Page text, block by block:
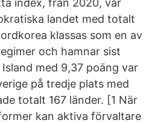
index, från 2020, var
landet med totalt
klassas som en av
och hamnar sist
med 9,37 poäng var
på tredje plats med
totalt 167 länder. [1 När
kan aktiva förvaltare